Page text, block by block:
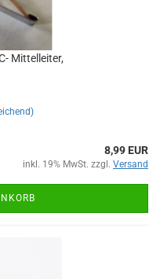
Mittelleiter,
8,99 EUR
inkl. 19% MwSt. zzgl. Versand